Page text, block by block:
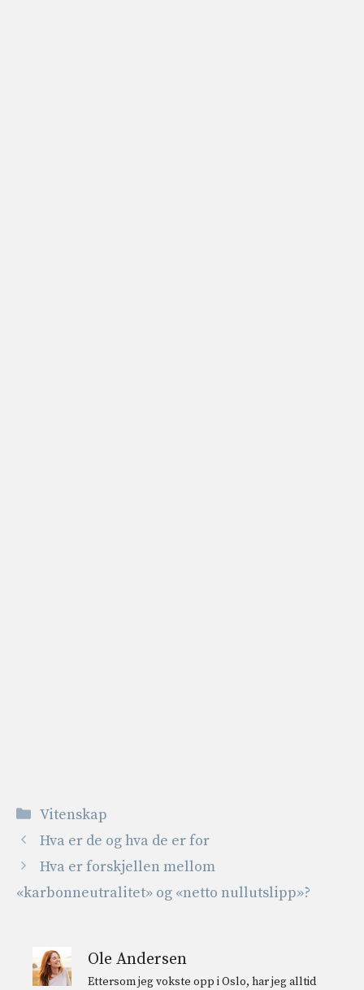
Kategorier
Vitenskap
Hva er de og hva de er for
Hva er forskjellen mellom
«karbonneutralitet» og «netto nullutslipp»?
Ole Andersen
Ettersom jeg vokste opp i Oslo, har jeg alltid